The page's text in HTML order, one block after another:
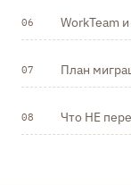
06 WorkTeam
07 План
08 Что НЕ